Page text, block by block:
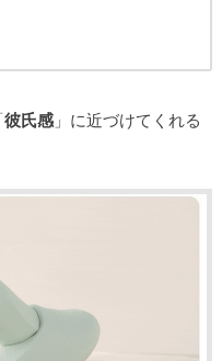
彼氏感」に近づけてくれる